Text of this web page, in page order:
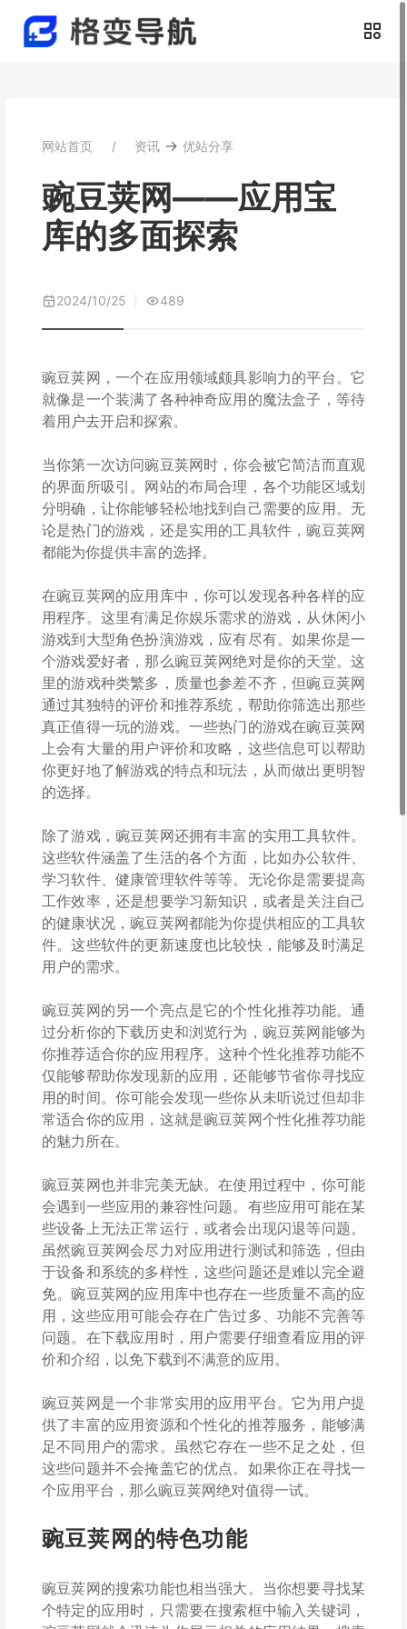
网站首页 资讯 → 优站分享
豌豆荚网——应用宝
库的多面探索
2024/10/25 489
豌豆荚网，一个在应用领域颇具影响力的平台。它
就像是一个装满了各种神奇应用的魔法盒子，等待
着用户去开启和探索。
当你第一次访问豌豆荚网时，你会被它简洁而直观
的界面所吸引。网站的布局合理，各个功能区域划
分明确，让你能够轻松地找到自己需要的应用。无
论是热门的游戏，还是实用的工具软件，豌豆荚网
都能为你提供丰富的选择。
在豌豆荚网的应用库中，你可以发现各种各样的应
用程序。这里有满足你娱乐需求的游戏，从休闲小
游戏到大型角色扮演游戏，应有尽有。如果你是一
个游戏爱好者，那么豌豆荚网绝对是你的天堂。这
里的游戏种类繁多，质量也参差不齐，但豌豆荚网
通过其独特的评价和推荐系统，帮助你筛选出那些
真正值得一玩的游戏。一些热门的游戏在豌豆荚网
上会有大量的用户评价和攻略，这些信息可以帮助
你更好地了解游戏的特点和玩法，从而做出更明智
的选择。
除了游戏，豌豆荚网还拥有丰富的实用工具软件。
这些软件涵盖了生活的各个方面，比如办公软件、
学习软件、健康管理软件等等。无论你是需要提高
工作效率，还是想要学习新知识，或者是关注自己
的健康状况，豌豆荚网都能为你提供相应的工具软
件。这些软件的更新速度也比较快，能够及时满足
用户的需求。
豌豆荚网的另一个亮点是它的个性化推荐功能。通
过分析你的下载历史和浏览行为，豌豆荚网能够为
你推荐适合你的应用程序。这种个性化推荐功能不
仅能够帮助你发现新的应用，还能够节省你寻找应
用的时间。你可能会发现一些你从未听说过但却非
常适合你的应用，这就是豌豆荚网个性化推荐功能
的魅力所在。
豌豆荚网也并非完美无缺。在使用过程中，你可能
会遇到一些应用的兼容性问题。有些应用可能在某
些设备上无法正常运行，或者会出现闪退等问题。
虽然豌豆荚网会尽力对应用进行测试和筛选，但由
于设备和系统的多样性，这些问题还是难以完全避
免。豌豆荚网的应用库中也存在一些质量不高的应
用，这些应用可能会存在广告过多、功能不完善等
问题。在下载应用时，用户需要仔细查看应用的评
价和介绍，以免下载到不满意的应用。
豌豆荚网是一个非常实用的应用平台。它为用户提
供了丰富的应用资源和个性化的推荐服务，能够满
足不同用户的需求。虽然它存在一些不足之处，但
这些问题并不会掩盖它的优点。如果你正在寻找一
个应用平台，那么豌豆荚网绝对值得一试。
豌豆荚网的特色功能
豌豆荚网的搜索功能也相当强大。当你想要寻找某
个特定的应用时，只需要在搜索框中输入关键词，